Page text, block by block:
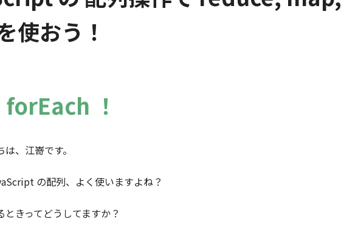
使おう！
！
、江嵜です。
の配列、よく使いますよね？
ときってどうしてますか？